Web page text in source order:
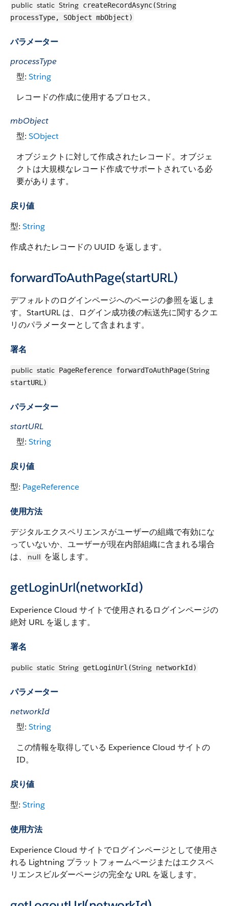
public static String createRecordAsync(String
processType, SObject mbObject)
パラメーター
processType
型: String
レコードの作成に使用するプロセス。
mbObject
型: SObject
オブジェクトに対して作成されたレコード。オブジェ
クトは大規模なレコード作成でサポートされている必
要があります。
戻り値
型: String
作成されたレコードの UUID を返します。
forwardToAuthPage(startURL)
デフォルトのログインページへのページの参照を返しま
す。StartURL は、ログイン成功後の転送先に関するクエ
リのパラメーターとして含まれます。
署名
public static PageReference forwardToAuthPage(String
startURL)
パラメーター
startURL
型: String
戻り値
型: PageReference
使用方法
デジタルエクスペリエンスがユーザーの組織で有効にな
っていないか、ユーザーが現在内部組織に含まれる場合
は、
null を返します。
getLoginUrl(networkId)
Experience Cloud サイトで使用されるログインページの
絶対 URL を返します。
署名
public static String getLoginUrl(String networkId)
パラメーター
networkId
型: String
この情報を取得している Experience Cloud サイトの
ID。
戻り値
型: String
使用方法
Experience Cloud サイトでログインページとして使用さ
れる Lightning プラットフォームページまたはエクスペ
リエンスビルダーページの完全な URL を返します。